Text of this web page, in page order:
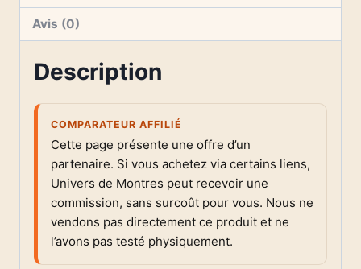
Avis (0)
Description
COMPARATEUR AFFILIÉ
Cette page présente une offre d’un
partenaire. Si vous achetez via certains liens,
Univers de Montres peut recevoir une
commission, sans surcoût pour vous. Nous ne
vendons pas directement ce produit et ne
l’avons pas testé physiquement.